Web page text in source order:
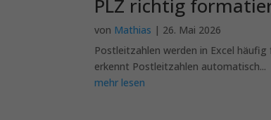
PLZ richtig
von Mathias | 26. Mai 2026
Postleitzahlen werden in Excel
erkennt Postleitzahlen automatisch...
mehr lesen